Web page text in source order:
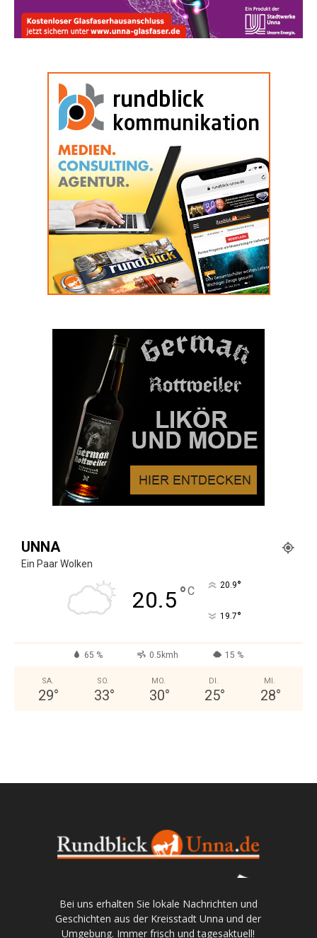
UNNA
Ein Paar Wolken
20.5°C 20.9°
19.7°
65 % 0.5kmh 15 %
SA.
29°
SO.
33°
MO.
30°
DI.
25°
MI.
28°
Bei uns erhalten Sie lokale Nachrichten und
Geschichten aus der Kreisstadt Unna und der
Umgebung. Immer frisch und tagesaktuell!